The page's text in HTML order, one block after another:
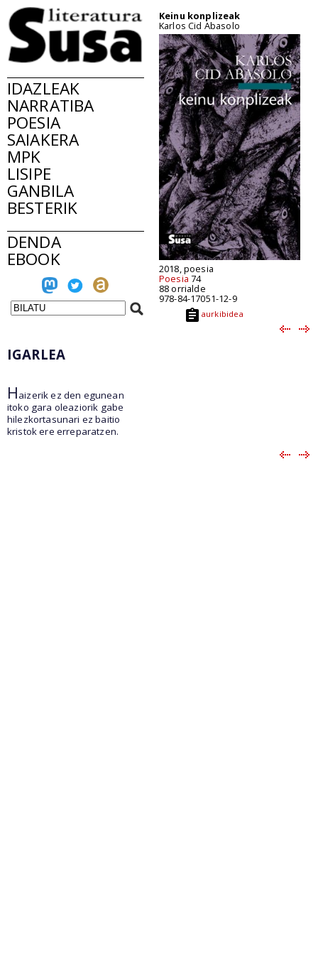
IDAZLEAK
NARRATIBA
POESIA
SAIAKERA
MPK
LISIPE
GANBILA
BESTERIK
DENDA
EBOOK
Keinu konplizeak
Karlos Cid Abasolo
2018, poesia
Poesia 74
88 orrialde
978-84-17051-12-9
aurkibidea
IGARLEA
Haizerik ez den egunean
itoko gara oleaziorik gabe
hilezkortasunari ez baitio
kristok ere erreparatzen.